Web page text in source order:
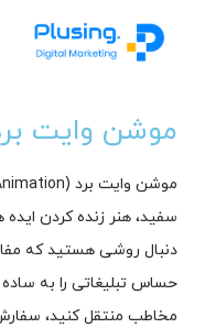
موشن وایت
سفید، هنر زنده کردن
دنبال روشی هستید که
حساس تبلیغاتی را به
مخاطب منتقل کنید،